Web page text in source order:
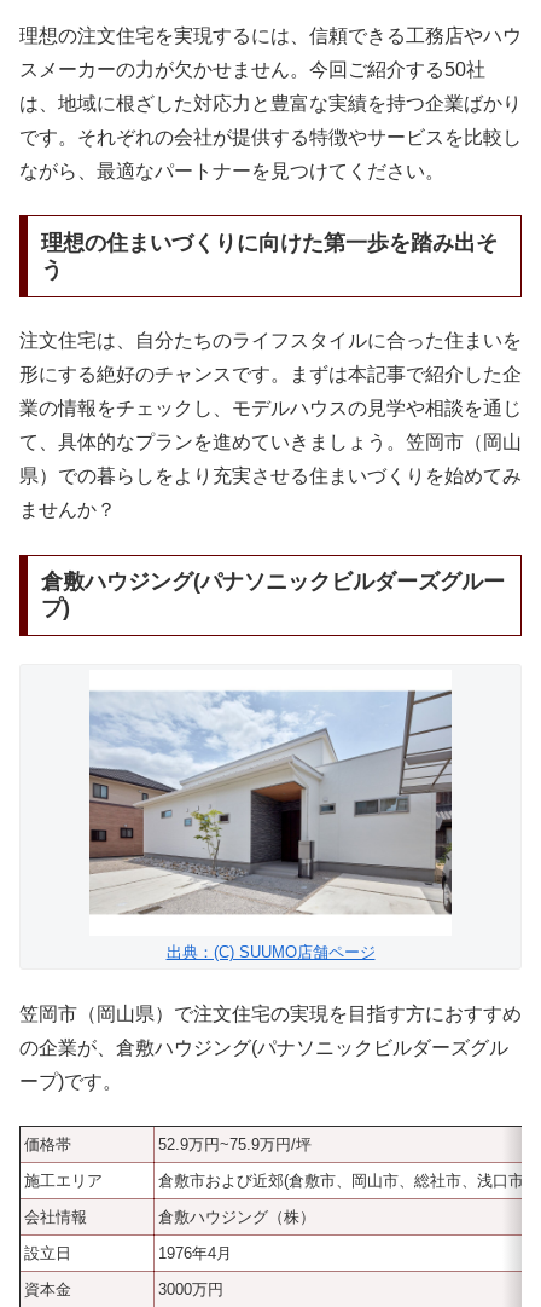
理想の注文住宅を実現するには、信頼できる工務店やハウ
スメーカーの力が欠かせません。今回ご紹介する50社
は、地域に根ざした対応力と豊富な実績を持つ企業ばかり
です。それぞれの会社が提供する特徴やサービスを比較し
ながら、最適なパートナーを見つけてください。
理想の住まいづくりに向けた第一歩を踏み出そ
う
注文住宅は、自分たちのライフスタイルに合った住まいを
形にする絶好のチャンスです。まずは本記事で紹介した企
業の情報をチェックし、モデルハウスの見学や相談を通じ
て、具体的なプランを進めていきましょう。笠岡市（岡山
県）での暮らしをより充実させる住まいづくりを始めてみ
ませんか？
倉敷ハウジング(パナソニックビルダーズグルー
プ)
出典：(C) SUUMO店舗ページ
笠岡市（岡山県）で注文住宅の実現を目指す方におすすめ
の企業が、倉敷ハウジング(パナソニックビルダーズグル
ープ)です。
価格帯
52.9万円~75.9万円/坪
施工エリア
倉敷市および近郊(倉敷市、岡山市、総社市、浅口
会社情報
倉敷ハウジング（株）
設立日
1976年4月
資本金
3000万円